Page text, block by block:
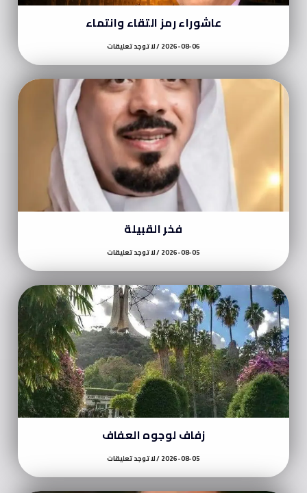
عاشوراء رمز التقاء وانتماء
2026-08-06 لا توجد تعليقات
فخر القبيلة
2026-08-05 لا توجد تعليقات
زفاف لوجوه العفاف
2026-08-05 لا توجد تعليقات